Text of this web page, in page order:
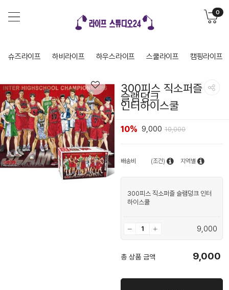
0
슈즈라이프 하비라이프 하우스라이프 스쿨라이프 캠핑라이프
300피스 직소퍼즐
슬램덩크
인터하이스쿨
10% 9,000 10,000
배송비 (조건) 지역별
300피스 직소퍼즐 슬램덩크 인터
하이스쿨
9,000
총 상품 금액 9,000